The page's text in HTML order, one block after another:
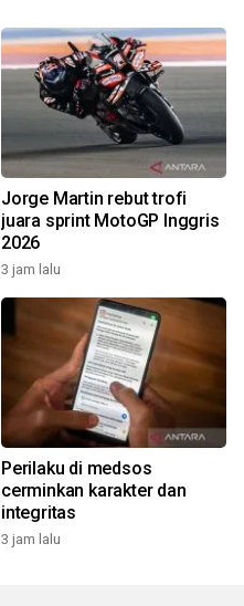
Jorge Martin rebut trofi
juara sprint MotoGP Inggris
2026
3 jam lalu
Perilaku di medsos
cerminkan karakter dan
integritas
3 jam lalu